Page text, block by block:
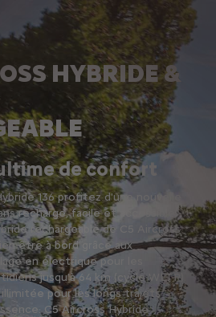
HYBRIDE &
de confort
136 profitez d'une nouvelle
recharge, facile et accessible.
rechargeable de C5 Aircross
être à bord grâce aux
en électrique pour les
jusqu’à 64 km (cycle WLTP)
pour les longs trajets
C5 Aircross Hybride